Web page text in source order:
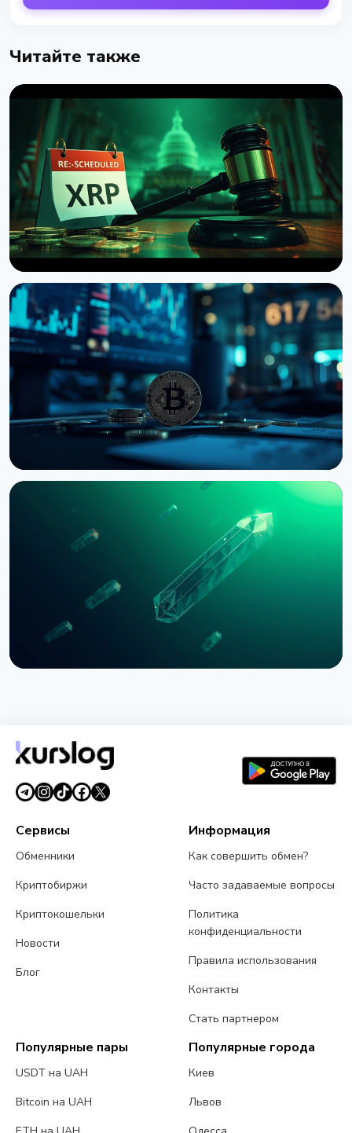
Читайте также
НОВОСТЬ
Сенат США отложил голосование по Clarity Act
до сентября
7 августа 2026 г.4 мин чтения
Bernstein предупреждает об обвале
крипторынка из-за провала CLARITY Act в
3 августа 2026 г.4 мин чтения
Сервисы
Обменники
Криптобиржи
Криптокошельки
Новости
Блог
Информация
Как совершить обмен?
Часто задаваемые вопросы
Политика
конфиденциальности
Правила использования
Контакты
Стать партнером
Популярные пары
USDT на UAH
Bitcoin на UAH
Популярные города
Киев
Львов